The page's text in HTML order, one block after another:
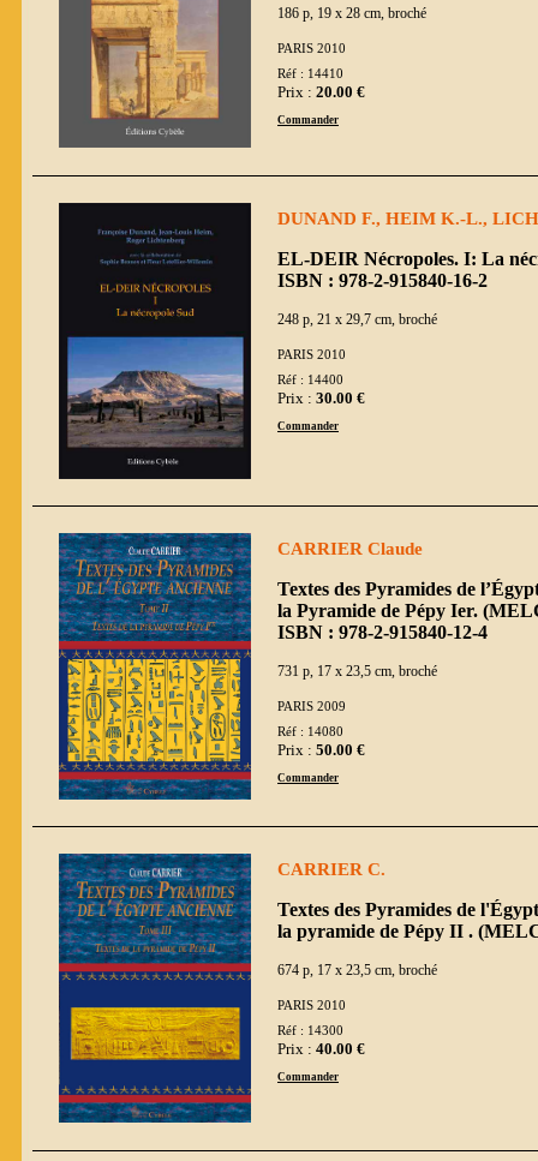
186 p, 19 x 28 cm, broché
PARIS 2010
Réf : 14410
Prix : 20.00 €
Commander
DUNAND F., HEIM K.-L.,
EL-DEIR Nécropoles. I: La
ISBN : 978-2-915840-16-2
248 p, 21 x 29,7 cm, broché
PARIS 2010
Réf : 14400
Prix : 30.00 €
Commander
CARRIER Claude
Textes des Pyramides de
la Pyramide de Pépy Ier.
ISBN : 978-2-915840-12-4
731 p, 17 x 23,5 cm, broché
PARIS 2009
Réf : 14080
Prix : 50.00 €
Commander
CARRIER C.
Textes des Pyramides de
la pyramide de Pépy II .
674 p, 17 x 23,5 cm, broché
PARIS 2010
Réf : 14300
Prix : 40.00 €
Commander